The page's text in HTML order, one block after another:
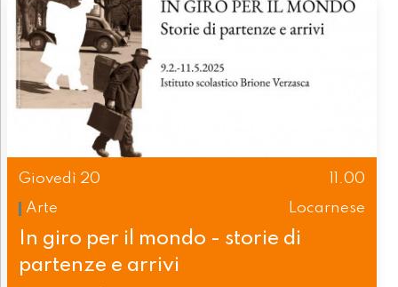
Giovedì 20
11.00
Arte
Locarnese
In giro per il mondo - storie di
partenze e arrivi